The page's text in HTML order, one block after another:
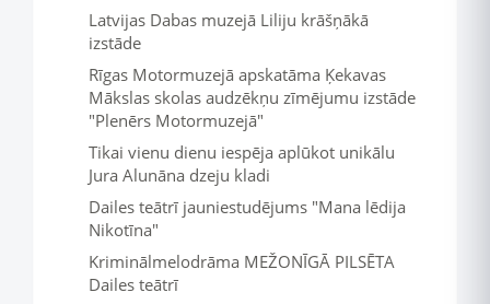
Latvijas Dabas muzejā Liliju krāšņākā
izstāde
Rīgas Motormuzejā apskatāma Ķekavas
Mākslas skolas audzēkņu zīmējumu izstāde
"Plenērs Motormuzejā"
Tikai vienu dienu iespēja aplūkot unikālu
Jura Alunāna dzeju kladi
Dailes teātrī jauniestudējums "Mana lēdija
Nikotīna"
Kriminālmelodrāma MEŽONĪGĀ PILSĒTA
Dailes teātrī